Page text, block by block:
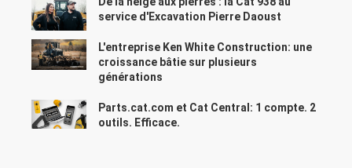
service d'Excavation Pierre Daoust
L'entreprise Ken White Construction: une
croissance bâtie sur plusieurs
générations
Parts.cat.com et Cat Central: 1 compte. 2
outils. Efficace.